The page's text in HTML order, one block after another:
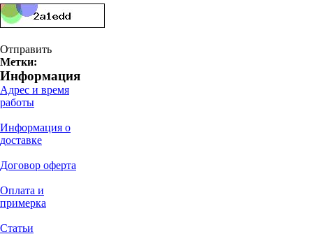
Отправить
Метки:
Информация
Адрес и время
работы
Информация о
доставке
Договор оферта
Оплата и
примерка
Статьи